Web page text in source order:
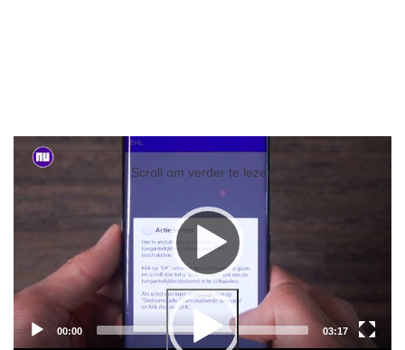
Videospeler
Videospeler
Scroll om verder te lezen
Current
00:00
Total
duration
03:17